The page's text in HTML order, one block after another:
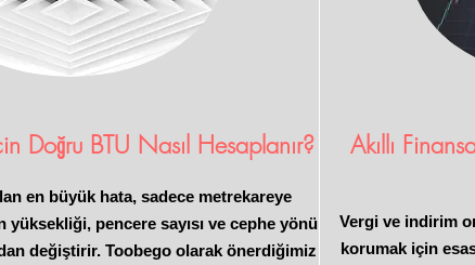
Doğru BTU Nasıl Hesaplanır?
en büyük hata, sadece metrekareye
yüksekliği, pencere sayısı ve cephe yönü
değiştirir. Toobego olarak önerdiğimiz
Akıllı
Vergi ve indirim
korumak için